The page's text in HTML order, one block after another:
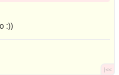
:))
|<<